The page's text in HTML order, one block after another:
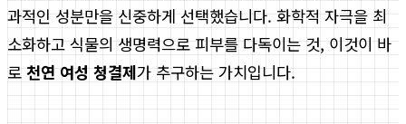
과적인 성분만을 신중하게 선택했습니다. 화학적 자극을 최
소화하고 식물의 생명력으로 피부를 다독이는 것, 이것이 바
로 천연 여성 청결제가 추구하는 가치입니다.